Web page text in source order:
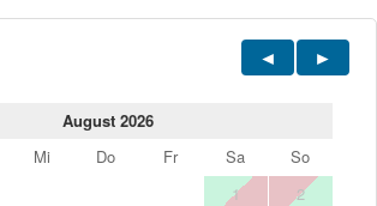
August 2026
Mi Do Fr Sa
So
1
2